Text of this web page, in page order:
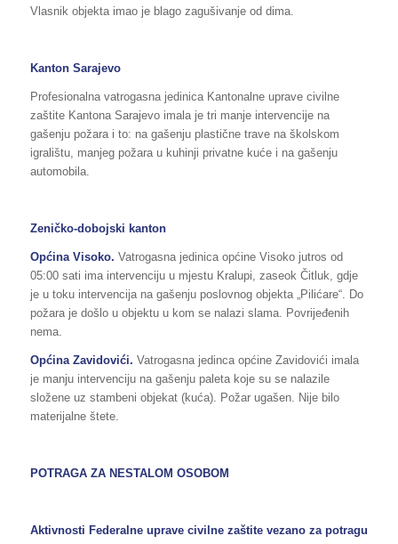
Vlasnik objekta imao je blago zagušivanje od dima.
Kanton Sarajevo
Profesionalna vatrogasna jedinica Kantonalne uprave civilne
zaštite Kantona Sarajevo imala je tri manje intervencije na
gašenju požara i to: na gašenju plastične trave na školskom
igralištu, manjeg požara u kuhinji privatne kuće i na gašenju
automobila.
Zeničko-dobojski kanton
Općina Visoko. Vatrogasna jedinica općine Visoko jutros od
05:00 sati ima intervenciju u mjestu Kralupi, zaseok Čitluk, gdje
je u toku intervencija na gašenju poslovnog objekta „Pilićare“. Do
požara je došlo u objektu u kom se nalazi slama. Povrijeđenih
nema.
Općina Zavidovići. Vatrogasna jedinca općine Zavidovići imala
je manju intervenciju na gašenju paleta koje su se nalazile
složene uz stambeni objekat (kuća). Požar ugašen. Nije bilo
materijalne štete.
POTRAGA ZA NESTALOM OSOBOM
Aktivnosti Federalne uprave civilne zaštite vezano za potragu